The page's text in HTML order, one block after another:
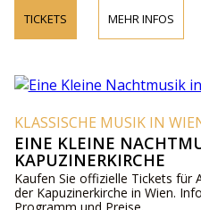
TICKETS MEHR INFOS
KLASSISCHE MUSIK IN
EINE KLEINE
KAPUZINERKIRCHE
Kaufen Sie offizielle Tickets für
der Kapuzinerkirche in Wien.
Programm und Preise.